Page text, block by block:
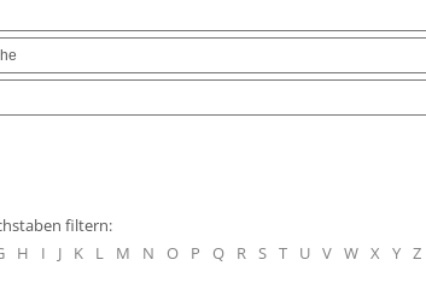
filtern:
H I J K L M N O P Q R S T U V W X Y Z